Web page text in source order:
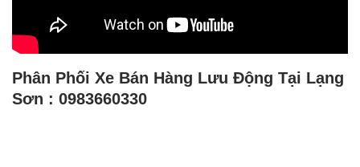
Phân Phối Xe Bán Hàng Lưu Động Tại Lạng
Sơn : 0983660330